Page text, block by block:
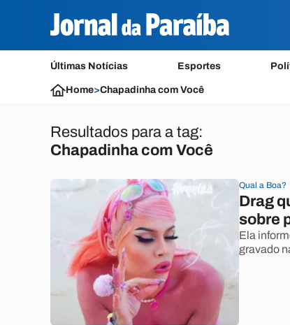
Últimas Notícias Esportes
Home>Chapadinha com Você
Resultados para a tag:
Chapadinha com Você
Qual a Boa?
Drag
sobre
Ela
gravado